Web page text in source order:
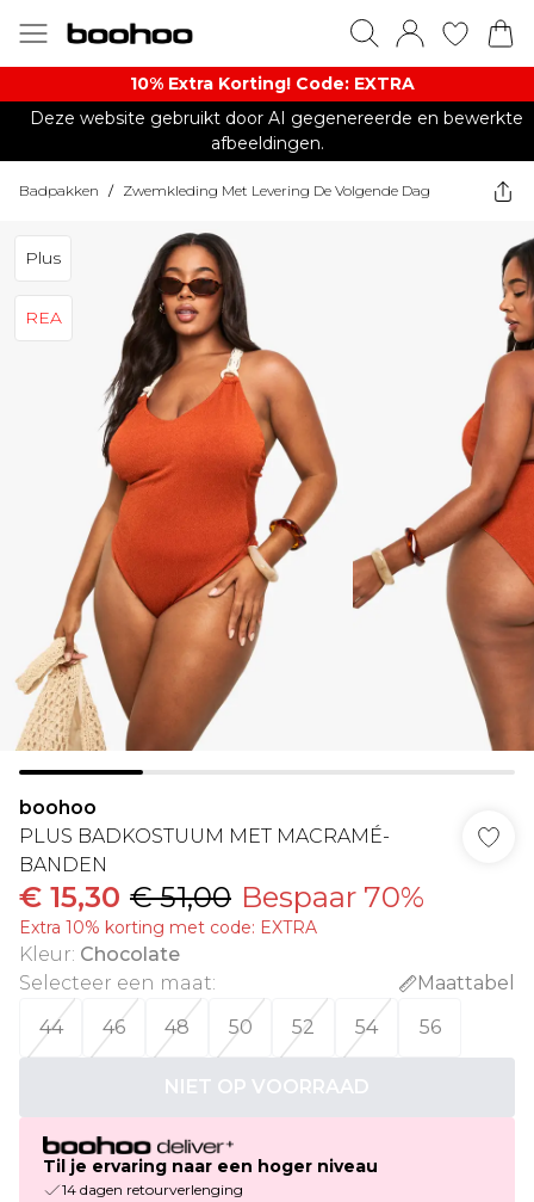
10% Extra Korting! Code: EXTRA​
Deze website gebruikt door AI gegenereerde en bewerkte
afbeeldingen.
Badpakken / Zwemkleding Met Levering De Volgende Dag
Plus
REA
boohoo
PLUS BADKOSTUUM MET MACRAMÉ-
BANDEN
€ 15,30 € 51,00 Bespaar 70%
Extra 10% korting met code: EXTRA
Kleur: Chocolate
Selecteer een maat:
Maattabel
44
46 48 50 52 54 56
NIET OP VOORRAAD
Til je ervaring naar een hoger niveau
14 dagen retourverlenging